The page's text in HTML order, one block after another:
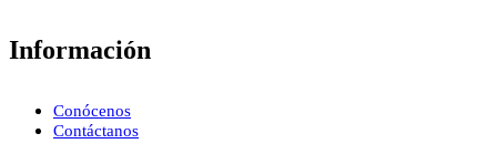
Información
Conócenos
Contáctanos